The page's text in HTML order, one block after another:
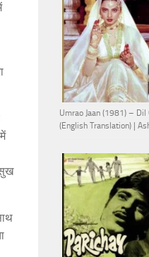
Umrao Jaan (1981) – Dil
(English Translation) |